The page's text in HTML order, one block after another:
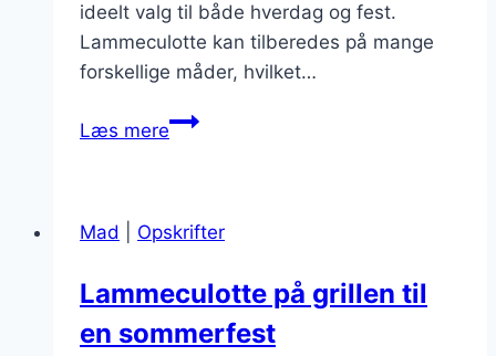
ideelt valg til både hverdag og fest.
Lammeculotte kan tilberedes på mange
forskellige måder, hvilket…
Læs mereLammeculotte
friskhed
Mad Opskrifter
Lammeculotte på grillen til
en sommerfest